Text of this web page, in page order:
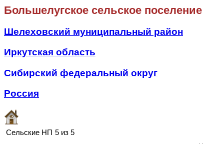
Большелугское сельское поселение
Шелеховский муниципальный район
Иркутская область
Сибирский федеральный округ
Россия
Сельские НП 5 из 5